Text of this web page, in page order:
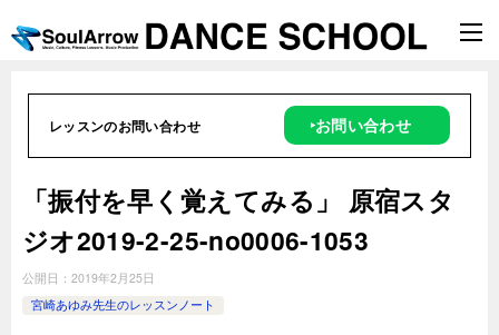
レッスンのお問い合わせ ‣お問い合わせ
「振付を早く覚えてみる」 原宿スタ
ジオ2019-2-25-no0006-1053
公開日： 2019年2月25日
宮崎あゆみ先生のレッスンノート